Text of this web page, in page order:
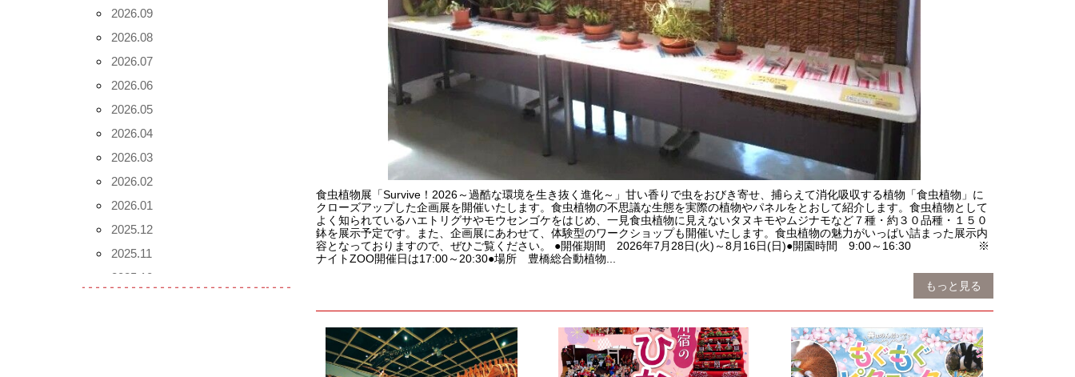
食虫植物展「Survive！2026～過酷な環境を生き抜く進化～」甘い香りで虫をおびき寄せ、捕らえて消化吸収する植物「食虫植物」に
クローズアップした企画展を開催いたします。食虫植物の不思議な生態を実際の植物やパネルをとおして紹介します。食虫植物として
よく知られているハエトリグサやモウセンゴケをはじめ、一見食虫植物に見えないタヌキモやムジナモなど７種・約３０品種・１５０
鉢を展示予定です。また、企画展にあわせて、体験型のワークショップも開催いたします。食虫植物の魅力がいっぱい詰まった展示内
容となっておりますので、ぜひご覧ください。 ●開催期間 2026年7月28日(火)～8月16日(日)●開園時間 9:00～16:30 ※
ナイトZOO開催日は17:00～20:30●場所 豊橋総合動植物...
もっと見る
2026.09
2026.08
2026.07
2026.06
2026.05
2026.04
2026.03
2026.02
2026.01
2025.12
2025.11
2025.10